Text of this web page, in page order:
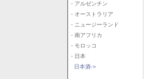
- アルゼンチン
- オーストラリア
- ニュージーランド
- 南アフリカ
- モロッコ
- 日本
日本酒->